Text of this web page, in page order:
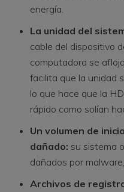
energía.
La unidad del
cable del dispositivo
computadora se
facilita que la unidad
lo que hace que la
rápido como solían
Un volumen de
dañado: su sistema
dañados por
Archivos de